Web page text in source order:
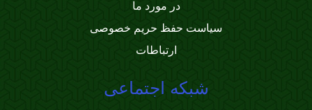
در مورد ما
سیاست حفظ حریم خصوصی
ارتباطات
شبکه اجتماعی